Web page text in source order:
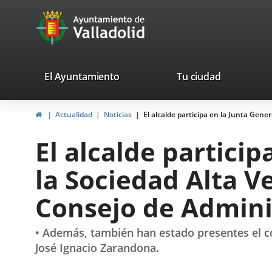
Portal
Web
Ayuntamiento
de
valladolid.es
El Ayuntamiento Tu ciudad
HomeActualidad Noticias El alcalde participa en la Junta
El alcalde
la Sociedad Alta
Consejo de
• Además, también han estado presentes el
José Ignacio Zarandona.